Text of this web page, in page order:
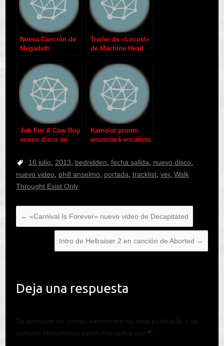
Nueva Canción de
Megadeth
Trailer de «Locust»
de Machine Head
Job For A Cow Boy
nuevo disco en
Kamelot pronto
anunciará vocalista
16 julio 2013 bedridden fecha salida nuevo disco
nuevo video
phill anselmo portada tracklist, ver, Walk
Throught Exist Only
← «Carnival Is Forever» nuevo video de Decapitated
Intro de Hellraiser 2 en canción de Aborted →
Deja una respuesta
Tu dirección de correo electrónico no será publicada.
Los
campos obligatorios están marcados con *